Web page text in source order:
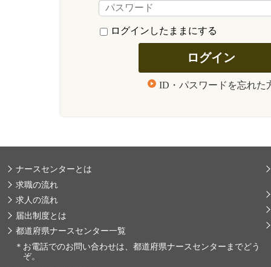
ログインしたままにする
ID・パスワードを忘れた
ナースセンターとは
求職の流れ
求人の流れ
届出制度とは
都道府県ナースセンター一覧
＊ お電話でのお問い合わせは、都道府県ナースセンターまでどう
ぞ。